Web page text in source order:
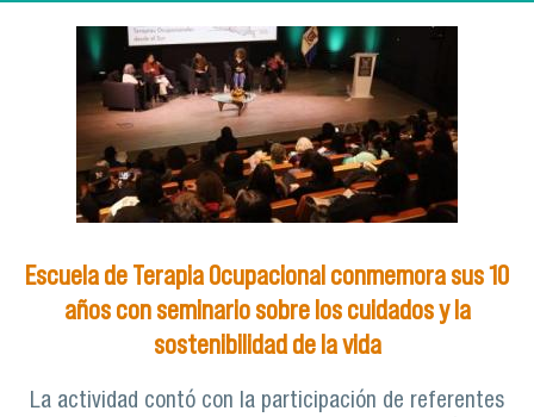
Escuela de Terapia Ocupacional conmemora sus 10
años con seminario sobre los cuidados y la
sostenibilidad de la vida
La actividad contó con la participación de referentes